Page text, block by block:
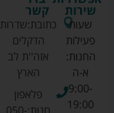
קשר
כתובת:שדרות
הדקלים
אזה''ת לב
הארץ
פלאפון
חנות:050-
שירות
שעות
פעילות
החנות:
א-ה
9:00-
19:00